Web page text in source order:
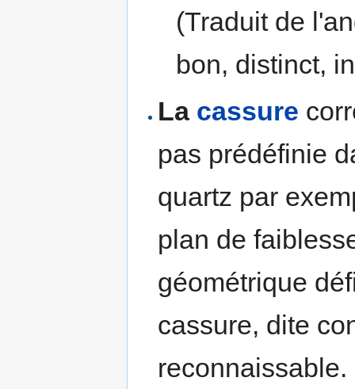
(Traduit de
bon, distinct,
La cassure
pas prédéfinie
quartz par
plan de
géométrique
cassure, dite